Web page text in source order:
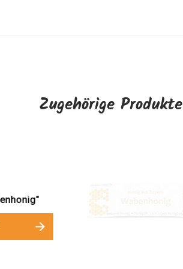
Zugehörige Produkte